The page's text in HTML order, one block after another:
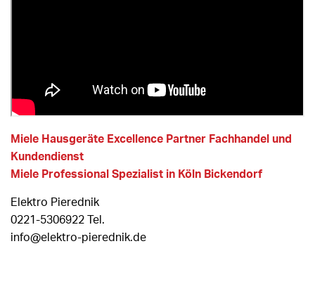
Miele Hausgeräte Excellence Partner Fachhandel und
Kundendienst
Miele Professional Spezialist in Köln Bickendorf
Elektro Pierednik
0221-5306922 Tel.
info@elektro-pierednik.de